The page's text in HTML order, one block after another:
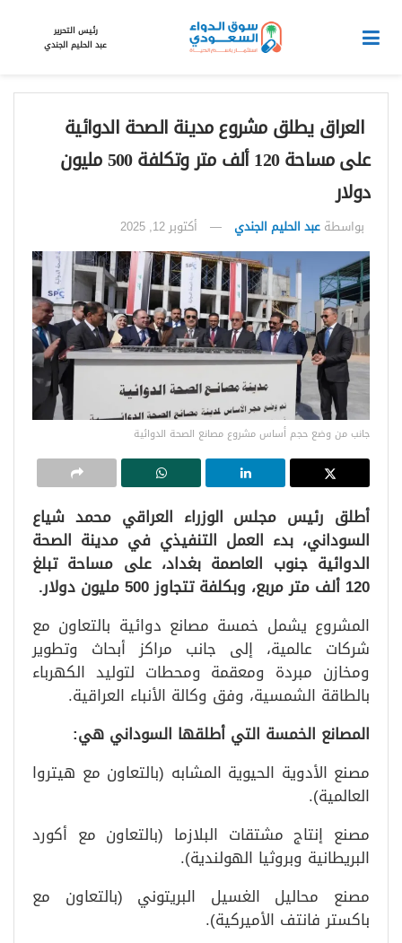
رئيس التحرير
عبد الحليم الجندي
العراق يطلق مشروع مدينة الصحة الدوائية
على مساحة 120 ألف متر وتكلفة 500 مليون
دولار
بواسطة عبد الحليم الجندي أكتوبر 12, 2025
جانب من وضع حجم أساس مشروع مصانع الصحة الدوائية
أطلق رئيس مجلس الوزراء العراقي محمد شياع
السوداني، بدء العمل التنفيذي في مدينة الصحة
الدوائية جنوب العاصمة بغداد، على مساحة تبلغ
120 ألف متر مربع، وبكلفة تتجاوز 500 مليون دولار.
المشروع يشمل خمسة مصانع دوائية بالتعاون مع
شركات عالمية، إلى جانب مراكز أبحاث وتطوير
ومخازن مبردة ومعقمة ومحطات لتوليد الكهرباء
بالطاقة الشمسية، وفق وكالة الأنباء العراقية.
المصانع الخمسة التي أطلقها السوداني هي:
مصنع الأدوية الحيوية المشابه (بالتعاون مع هيتروا
العالمية).
مصنع إنتاج مشتقات البلازما (بالتعاون مع أكورد
البريطانية وبروثيا الهولندية).
مصنع محاليل الغسيل البريتوني (بالتعاون مع
باكستر فانتف الأميركية).